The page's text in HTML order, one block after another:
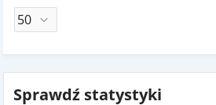
Sprawdź statystyki